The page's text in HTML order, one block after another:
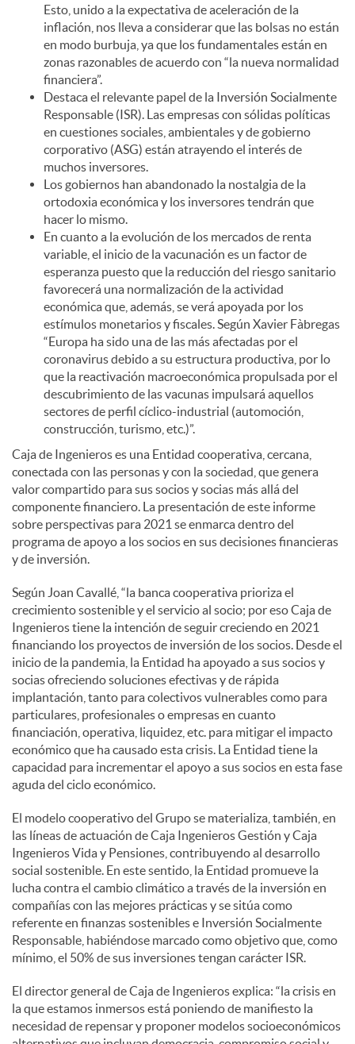
Esto, unido a la expectativa de aceleración de la
inflación, nos lleva a considerar que las bolsas no están
en modo burbuja, ya que los fundamentales están en
zonas razonables de acuerdo con “la nueva normalidad
financiera”.
Destaca el relevante papel de la Inversión Socialmente
Responsable (ISR). Las empresas con sólidas políticas
en cuestiones sociales, ambientales y de gobierno
corporativo (ASG) están atrayendo el interés de
muchos inversores.
Los gobiernos han abandonado la nostalgia de la
ortodoxia económica y los inversores tendrán que
hacer lo mismo.
En cuanto a la evolución de los mercados de renta
variable, el inicio de la vacunación es un factor de
esperanza puesto que la reducción del riesgo sanitario
favorecerá una normalización de la actividad
económica que, además, se verá apoyada por los
estímulos monetarios y fiscales. Según Xavier Fàbregas
“Europa ha sido una de las más afectadas por el
coronavirus debido a su estructura productiva, por lo
que la reactivación macroeconómica propulsada por el
descubrimiento de las vacunas impulsará aquellos
sectores de perfil cíclico-industrial (automoción,
construcción, turismo, etc.)”.
Caja de Ingenieros es una Entidad cooperativa, cercana,
conectada con las personas y con la sociedad, que genera
valor compartido para sus socios y socias más allá del
componente financiero. La presentación de este informe
sobre perspectivas para 2021 se enmarca dentro del
programa de apoyo a los socios en sus decisiones financieras
y de inversión.
Según Joan Cavallé, “la banca cooperativa prioriza el
crecimiento sostenible y el servicio al socio; por eso Caja de
Ingenieros tiene la intención de seguir creciendo en 2021
financiando los proyectos de inversión de los socios. Desde el
inicio de la pandemia, la Entidad ha apoyado a sus socios y
socias ofreciendo soluciones efectivas y de rápida
implantación, tanto para colectivos vulnerables como para
particulares, profesionales o empresas en cuanto
financiación, operativa, liquidez, etc. para mitigar el impacto
económico que ha causado esta crisis. La Entidad tiene la
capacidad para incrementar el apoyo a sus socios en esta fase
aguda del ciclo económico.
El modelo cooperativo del Grupo se materializa, también, en
las líneas de actuación de Caja Ingenieros Gestión y Caja
Ingenieros Vida y Pensiones, contribuyendo al desarrollo
social sostenible. En este sentido, la Entidad promueve la
lucha contra el cambio climático a través de la inversión en
compañías con las mejores prácticas y se sitúa como
referente en finanzas sostenibles e Inversión Socialmente
Responsable, habiéndose marcado como objetivo que, como
mínimo, el 50% de sus inversiones tengan carácter ISR.
El director general de Caja de Ingenieros explica: “la crisis en
la que estamos inmersos está poniendo de manifiesto la
necesidad de repensar y proponer modelos socioeconómicos